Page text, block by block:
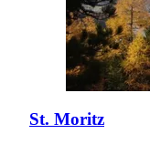
St. Moritz